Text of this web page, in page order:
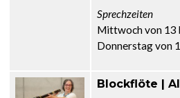
Sprechzeiten
Mittwoch von 13
Donnerstag von
Blockflöte |